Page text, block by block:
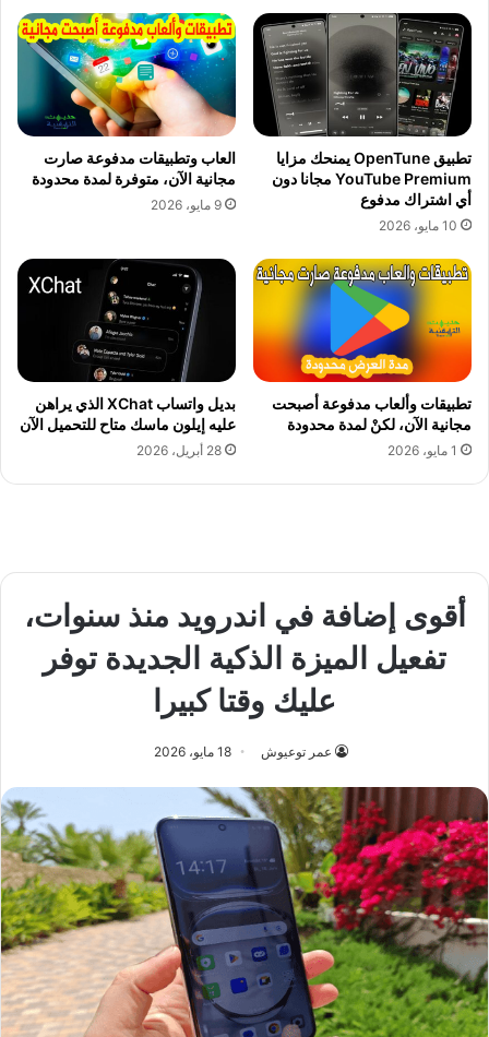
تطبيق OpenTune يمنحك مزايا
YouTube Premium مجانا دون
أي اشتراك مدفوع
10 مايو، 2026
العاب وتطبيقات مدفوعة صارت
مجانية الآن، متوفرة لمدة محدودة
9 مايو، 2026
تطبيقات وألعاب مدفوعة أصبحت
مجانية الآن، لكنْ لمدة محدودة
1 مايو، 2026
بديل واتساب XChat الذي يراهن
عليه إيلون ماسك متاح للتحميل الآن
28 أبريل، 2026